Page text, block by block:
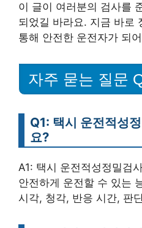
이 글이 여러분의 검사를
되었길 바라요. 지금 바로
통해 안전한 운전자가 되
자주 묻는 질문
Q1: 택시 운전적성
요?
A1: 택시 운전적성정밀검
안전하게 운전할 수 있는
시각, 청각, 반응 시간, 판